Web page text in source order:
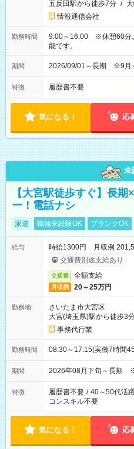
五反田駅から徒歩7分 /
情報通信会社
勤務時間
9:00～16:00 ※休憩60分
能です。
期間 2026/09/01～長期 ※9月
特徴 履歴書不要
気になる！ 応
未
【大宮駅徒歩すぐ】長
ー！電話ナシ
派遣 職種未経験OK ブランクOK
給与
時給1300円 月収例
交通費別途支給あり
交通費 全額支給
月収例 20～25万円
勤務地
さいたま市大宮区
大宮(埼玉県)駅から徒歩3
事務代行業
勤務時間 08:30～17:15(実働7時間
期間 2026年08月下旬～長期
特徴 履歴書不要 / 40～50代活
コンスキル不要
気になる！ 応